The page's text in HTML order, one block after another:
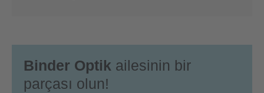
Binder Optik ailesinin bir
parçası olun!